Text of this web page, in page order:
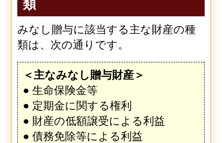
類
みなし贈与に該当する主な財産の種
類は、次の通りです。
＜主なみなし贈与財産＞
● 生命保険金等
● 定期金に関する権利
● 財産の低額譲受による利益
● 債務免除等による利益